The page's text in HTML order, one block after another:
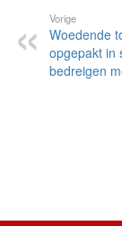
Vorige
Woedende
opgepakt in
bedreigen